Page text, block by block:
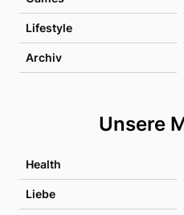
Lifestyle
Archiv
Unsere
Health
Liebe